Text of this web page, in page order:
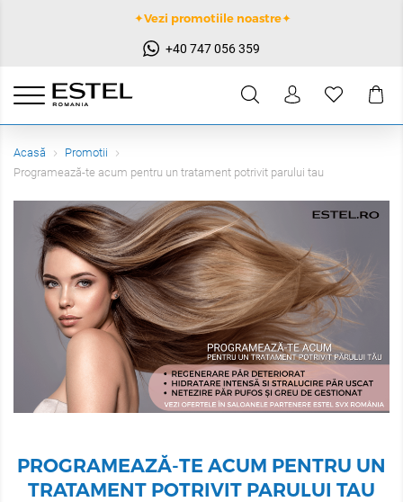
✦Vezi promotiile noastre✦
+40 747 056 359
Acasă
Promotii
Programează-te acum pentru un tratament potrivit parului tau
PROGRAMEAZĂ-TE ACUM PENTRU UN
TRATAMENT POTRIVIT PARULUI TAU